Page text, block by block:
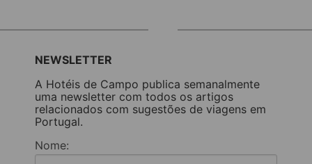
NEWSLETTER
A Hotéis de Campo publica semanalmente
uma newsletter com todos os artigos
relacionados com sugestões de viagens em
Portugal.
Nome: